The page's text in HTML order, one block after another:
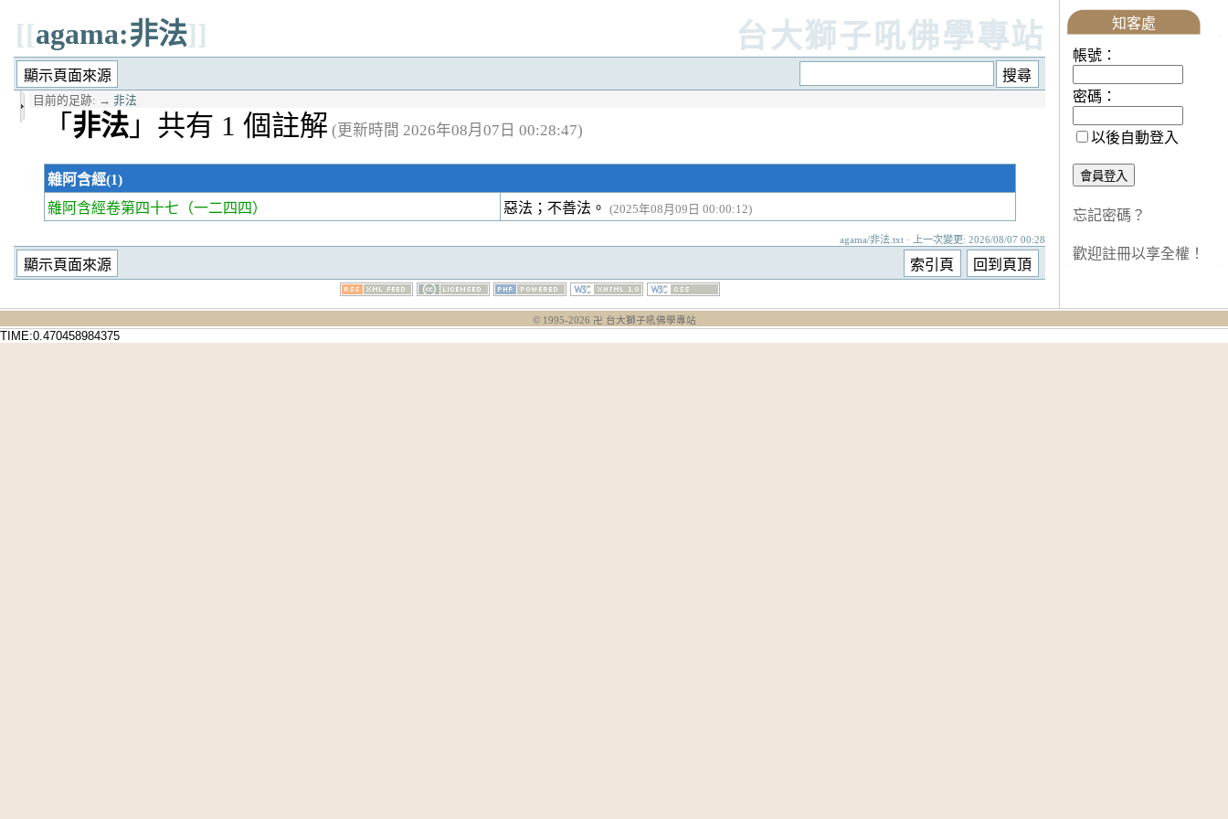
[[agama:非法]] 台大獅子吼佛學專站
目前的足跡: → 非法
「 非法 」共有 1 個註解 (更新時間 2026年08月07日 00:28:47)
雜阿含經(1)
雜阿含經卷第四十七 （一二四四） 惡法；不善法。 (2025年08月09日 00:00:12)
agama/非法.txt · 上一次變更: 2026/08/07 00:28
知客處
帳號：
密碼：
以後自動登入
忘記密碼？
歡迎註冊以享全權！
© 1995-2026 卍 台大獅子吼佛學專站
TIME:0.470458984375